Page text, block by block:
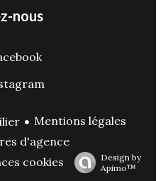
nous
Mentions légales
d'agence
cookies
Design by
Apimo™